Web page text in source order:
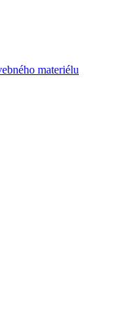
materiélu